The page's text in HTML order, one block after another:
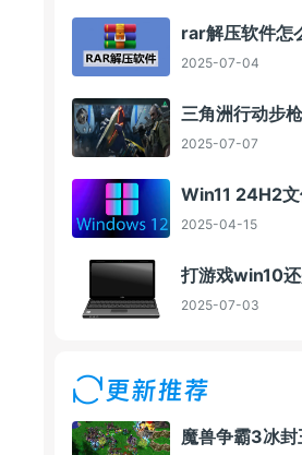
rar解压软件怎
2025-07-04
三角洲行动步
2025-07-07
Win11 24H2
2025-04-15
打游戏win10
2025-07-03
更新推荐
魔兽争霸3冰封